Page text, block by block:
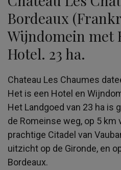
Bordeaux
Wijndomein met
Hotel. 23 ha.
Chateau Les Chaumes
Het is een Hotel en
Het Landgoed van 23 ha is
de Romeinse weg, op 5 km
prachtige Citadel van
uitzicht op de Gironde, en
Bordeaux.